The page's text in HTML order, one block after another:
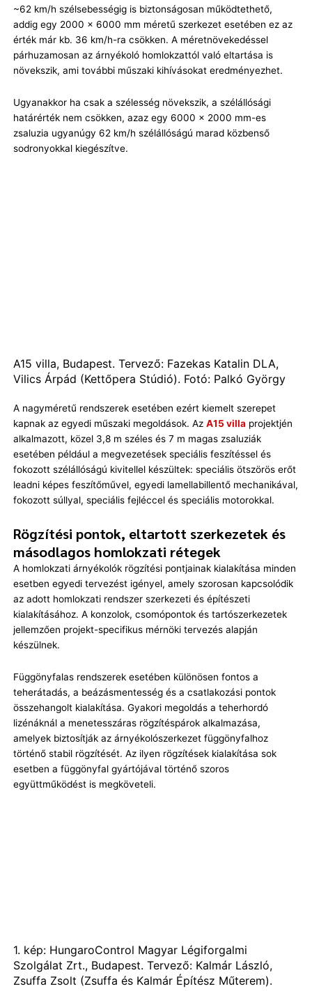
~62 km/h szélsebességig is biztonságosan működtethető,
addig egy 2000 × 6000 mm méretű szerkezet esetében ez az
érték már kb. 36 km/h-ra csökken. A méretnövekedéssel
párhuzamosan az árnyékoló homlokzattól való eltartása is
növekszik, ami további műszaki kihívásokat eredményezhet.
Ugyanakkor ha csak a szélesség növekszik, a szélállósági
határérték nem csökken, azaz egy 6000 x 2000 mm-es
zsaluzia ugyanúgy 62 km/h szélállóságú marad közbenső
sodronyokkal kiegészítve.
A15 villa, Budapest. Tervező: Fazekas Katalin DLA,
Vilics Árpád (Kettőpera Stúdió). Fotó: Palkó György
A nagyméretű rendszerek esetében ezért kiemelt szerepet
kapnak az egyedi műszaki megoldások. Az A15 villaprojektjén
alkalmazott, közel 3,8 m széles és 7 m magas zsaluziák
esetében például a megvezetések speciális feszítéssel és
fokozott szélállóságú kivitellel készültek: speciális ötszörös erőt
leadni képes feszítőművel, egyedi lamellabillentő mechanikával,
fokozott súllyal, speciális fejléccel és speciális motorokkal.
Rögzítési pontok, eltartott szerkezetek és
másodlagos homlokzati rétegek
A homlokzati árnyékolók rögzítési pontjainak kialakítása minden
esetben egyedi tervezést igényel, amely szorosan kapcsolódik
az adott homlokzati rendszer szerkezeti és építészeti
kialakításához. A konzolok, csomópontok és tartószerkezetek
jellemzően projekt-specifikus mérnöki tervezés alapján
készülnek.
Függönyfalas rendszerek esetében különösen fontos a
teherátadás, a beázásmentesség és a csatlakozási pontok
összehangolt kialakítása. Gyakori megoldás a teherhordó
lizénáknál a menetesszáras rögzítéspárok alkalmazása,
amelyek biztosítják az árnyékolószerkezet függönyfalhoz
történő stabil rögzítését. Az ilyen rögzítések kialakítása sok
esetben a függönyfal gyártójával történő szoros
együttműködést is megköveteli.
1. kép: HungaroControl Magyar Légiforgalmi
Szolgálat Zrt., Budapest. Tervező: Kalmár László,
Zsuffa Zsolt (Zsuffa és Kalmár Építész Műterem).